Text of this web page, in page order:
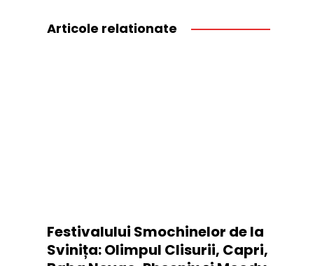
Articole relationate
Festivalului Smochinelor de la
Svinița: Olimpul Clisurii, Capri,